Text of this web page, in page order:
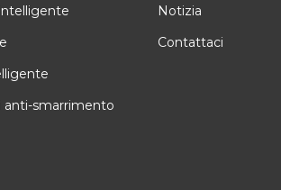
smarrimento
Notizia
Contattaci